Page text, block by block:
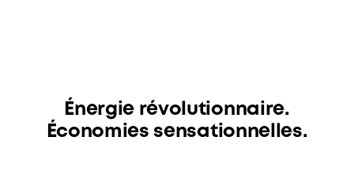
Énergie révolutionnaire.
Économies sensationnelles.